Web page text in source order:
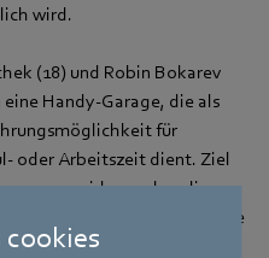
cookies
wird.
(18) und Robin Bokarev
Handy-Garage, die als
für
oder Arbeitszeit dient. Ziel
zu vermeiden und so die
steigern. Zunächst machte
wie Sicherheit,